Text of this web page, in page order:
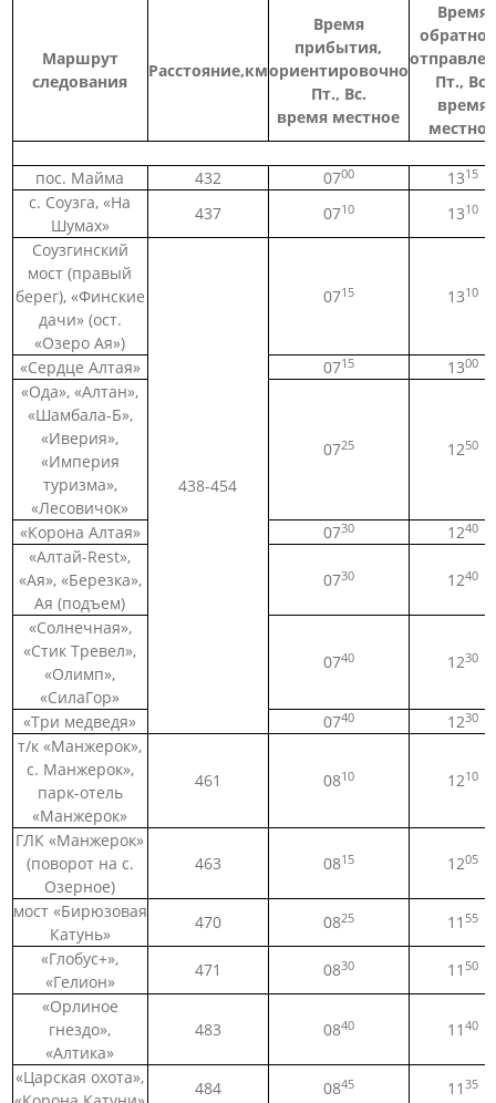
Маршрут
следования
Расстояние,км
Время
прибытия,
ориентировочно
Пт., Вс.
время местное
Время
Пт., Вс.
время
местное
пос. Майма 432 0700 1315
с. Соузга, «На
Шумах»
437 0710 1310
Соузгинский
мост (правый
берег), «Финские
дачи» (ост.
«Озеро Ая»)
438-454
0715 1310
«Сердце Алтая» 0715 1300
«Ода», «Алтан»,
«Шамбала-Б»,
«Иверия»,
«Империя
туризма»,
«Лесовичок»
0725 1250
«Корона Алтая» 0730 1240
«Алтай-Rest»,
«Ая», «Березка»,
Ая (подъем)
0730 1240
«Солнечная»,
«Стик Тревел»,
«Олимп»,
«СилаГор»
0740 1230
«Три медведя» 0740 1230
т/к «Манжерок»,
с. Манжерок»,
парк-отель
«Манжерок»
461 0810 1210
ГЛК «Манжерок»
(поворот на с.
Озерное)
463 0815 1205
мост «Бирюзовая
Катунь»
470 0825 11 55
«Глобус+»,
«Гелион»
471 0830 11 50
«Орлиное
гнездо»,
«Алтика»
483 0840 11 40
«Царская охота»,
484 0845 11 35